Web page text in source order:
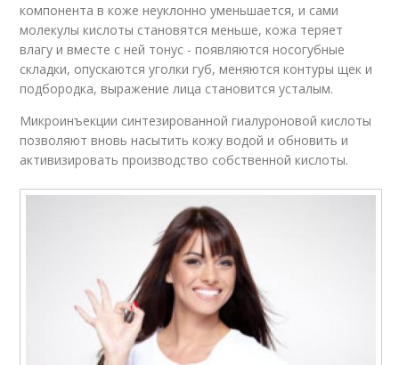
компонента в коже неуклонно уменьшается, и сами
молекулы кислоты становятся меньше, кожа теряет
влагу и вместе с ней тонус - появляются носогубные
складки, опускаются уголки губ, меняются контуры щек и
подбородка, выражение лица становится усталым.
Микроинъекции синтезированной гиалуроновой кислоты
позволяют вновь насытить кожу водой и обновить и
активизировать производство собственной кислоты.